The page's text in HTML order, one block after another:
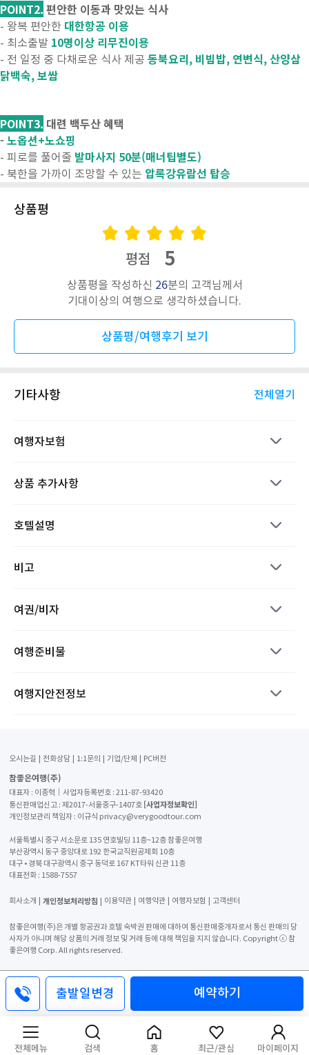
POINT2. 편안한 이동과 맛있는 식사
- 왕복 편안한 대한항공 이용
- 최소출발 10명이상 리무진이용
- 전 일정 중 다채로운 식사 제공 동북요리, 비빔밥, 연변식, 산양삼
닭백숙, 보쌈
POINT3. 대련 백두산 혜택
-노옵션+노쇼핑
- 피로를 풀어줄 발마사지 50분(매너팁별도)
- 북한을 가까이 조망할 수 있는 압록강유람선 탑승
상품평
평점 5
상품평을 작성하신 26분의 고객님께서
기대이상의 여행으로 생각하셨습니다.
상품평/여행후기 보기
기타사항 전체열기
여행자보험
상품 추가사항
호텔설명
비고
여권/비자
여행준비물
여행지안전정보
출발일변경 예약하기
오시는길 전화상담 1:1문의 기업/단체 PC버전
참좋은여행(주)
대표자 : 이종혁│사업자등록번호 : 211-87-93420
통신판매업신고 : 제2017-서울중구-1407호 [사업자정보확인]
개인정보관리 책임자 : 이규식 privacy@verygoodtour.com
서울특별시 중구 서소문로 135 연호빌딩 11층~12층 참좋은여행
부산광역시 동구 중앙대로 192 한국교직원공제회 10층
대구 • 경북 대구광역시 중구 동덕로 167 KT타워 신관 11층
대표전화 : 1588-7557
회사소개 개인정보처리방침 이용약관 여행약관 여행자보험 고객센터
참좋은여행(주)은 개별 항공권과 호텔 숙박권 판매에 대하여 통신판매중개자로서 통신 판매의 당
사자가 아니며 해당 상품의 거래 정보 및 거래 등에 대해 책임을 지지 않습니다. Copyright ⓒ 참
좋은여행 Corp. All rights reserved.
전체메뉴 검색 홈 최근/관심 마이페이지